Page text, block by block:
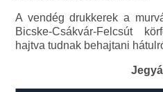
A vendég drukkerek a
Bicske-Csákvár-Felcsút
hajtva tudnak behajtani